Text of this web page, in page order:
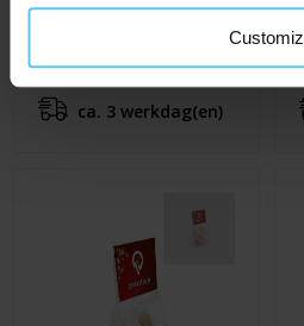
ChocoShape
€ 9,79
ca. 3 werkdag(en)